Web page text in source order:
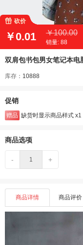
 砍价
￥0.01 ￥100.00
销量: 88
双肩包书包男女笔记本电
库存： 10888
促销
赠品 缺货时显示商品样式 x1
商品选项
- +
商品详情 商品评价